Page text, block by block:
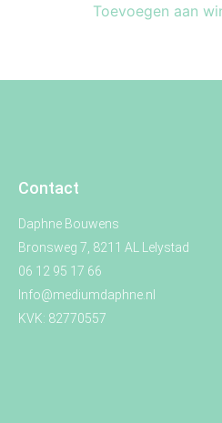
Toevoegen aan
Contact
Daphne Bouwens
Bronsweg 7, 8211 AL Lelystad
06 12 95 17 66
Info@mediumdaphne.nl
KVK: 82770557